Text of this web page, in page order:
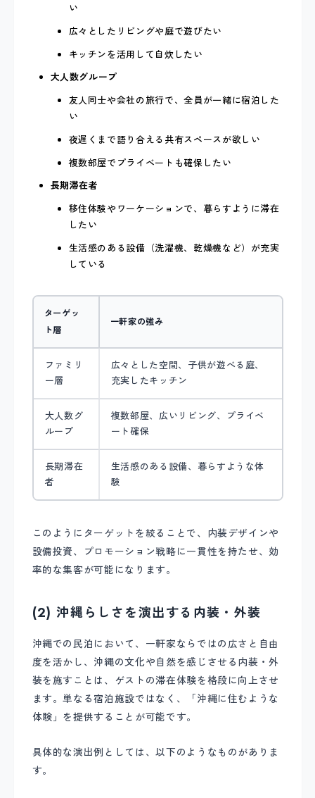
い
広々としたリビングや庭で遊びたい
キッチンを活用して自炊したい
大人数グループ
友人同士や会社の旅行で、全員が一緒に宿泊した
い
夜遅くまで語り合える共有スペースが欲しい
複数部屋でプライベートも確保したい
長期滞在者
移住体験やワーケーションで、暮らすように滞在
したい
生活感のある設備（洗濯機、乾燥機など）が充実
している
ターゲッ
ト層
一軒家の強み
ファミリ
ー層
広々とした空間、子供が遊べる庭、
充実したキッチン
大人数グ
ループ
複数部屋、広いリビング、プライベ
ート確保
長期滞在
者
生活感のある設備、暮らすような体
験
このようにターゲットを絞ることで、内装デザインや
設備投資、プロモーション戦略に一貫性を持たせ、効
率的な集客が可能になります。
(2) 沖縄らしさを演出する内装・外装
沖縄での民泊において、一軒家ならではの広さと自由
度を活かし、沖縄の文化や自然を感じさせる内装・外
装を施すことは、ゲストの滞在体験を格段に向上させ
ます。単なる宿泊施設ではなく、「沖縄に住むような
体験」を提供することが可能です。
具体的な演出例としては、以下のようなものがありま
す。